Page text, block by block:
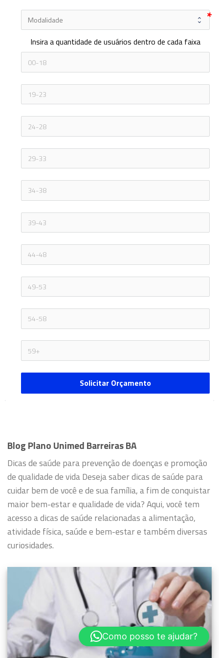
Insira a quantidade de usuários dentro de cada faixa
Solicitar Orçamento
Blog Plano Unimed Barreiras BA
Dicas de saúde para prevenção de doenças e promoção
de qualidade de vidaDeseja saber dicas de saúde para
cuidar bem de você e de sua família, a fim de conquistar
maior bem-estar e qualidade de vida?Aqui, você tem
acesso a dicas de saúde relacionadas a alimentação,
atividade física, saúde e bem-estar e também diversas
curiosidades.
Como posso te ajudar?